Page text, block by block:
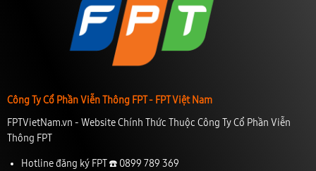
Công Ty Cổ Phần Viễn Thông FPT - FPT Việt Nam
FPTVietNam.vn - Website Chính Thức Thuộc Công Ty Cổ Phần Viễn
Thông FPT
Hotline đăng ký FPT ☎️ 0899 789 369